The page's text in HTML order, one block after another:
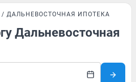
ДАЛЬНЕВОСТОЧНАЯ ИПОТЕКА
Дальневосточная